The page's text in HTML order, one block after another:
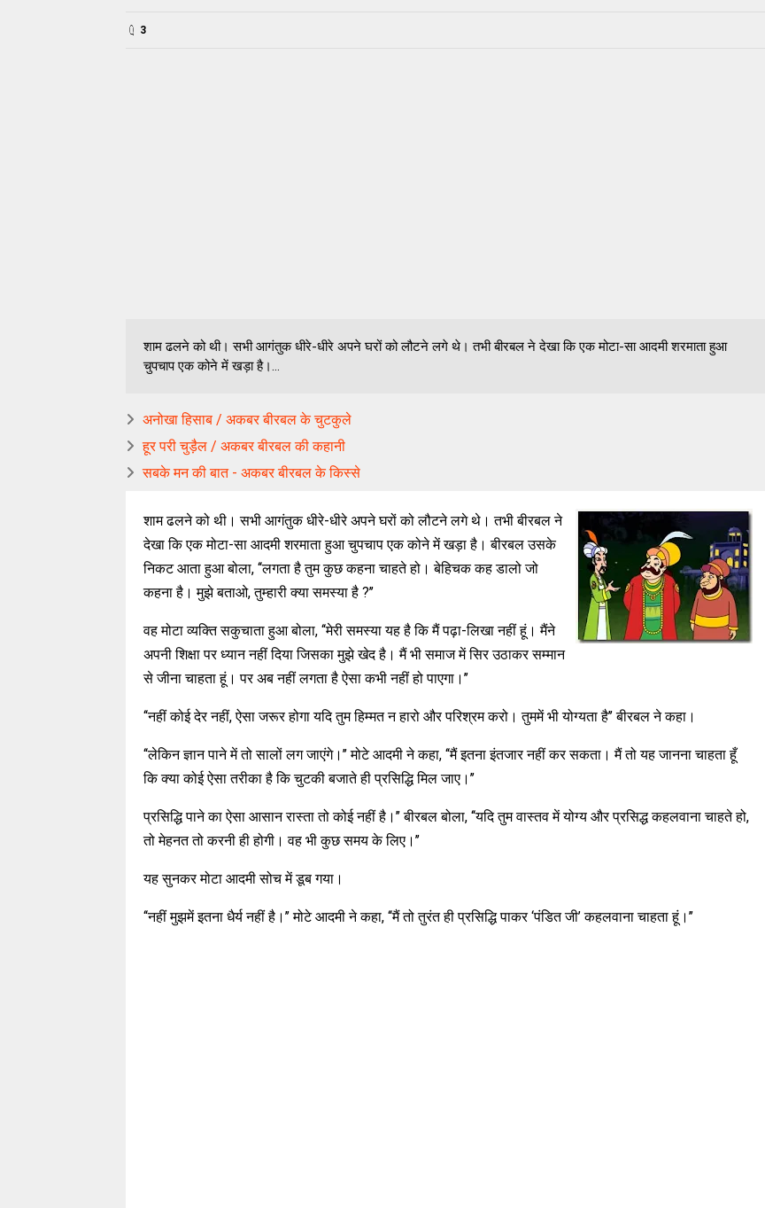
3
शाम ढलने को थी। सभी आगंतुक धीरे-धीरे अपने घरों को लौटने लगे थे। तभी बीरबल ने देखा कि एक मोटा-सा आदमी शरमाता हुआ
चुपचाप एक कोने में खड़ा है।...
अनोखा हिसाब / अकबर बीरबल के चुटकुले
हूर परी चुड़ैल / अकबर बीरबल की कहानी
सबके मन की बात - अकबर बीरबल के किस्से
शाम ढलने को थी। सभी आगंतुक धीरे-धीरे अपने घरों को लौटने लगे थे। तभी बीरबल ने
देखा कि एक मोटा-सा आदमी शरमाता हुआ चुपचाप एक कोने में खड़ा है। बीरबल उसके
निकट आता हुआ बोला, ‘‘लगता है तुम कुछ कहना चाहते हो। बेहिचक कह डालो जो
कहना है। मुझे बताओ, तुम्हारी क्या समस्या है ?’’
वह मोटा व्यक्ति सकुचाता हुआ बोला, ‘‘मेरी समस्या यह है कि मैं पढ़ा-लिखा नहीं हूं। मैंने
अपनी शिक्षा पर ध्यान नहीं दिया जिसका मुझे खेद है। मैं भी समाज में सिर उठाकर सम्मान
से जीना चाहता हूं। पर अब नहीं लगता है ऐसा कभी नहीं हो पाएगा।’’
‘‘नहीं कोई देर नहीं, ऐसा जरूर होगा यदि तुम हिम्मत न हारो और परिश्रम करो। तुममें भी योग्यता है’’ बीरबल ने कहा।
‘‘लेकिन ज्ञान पाने में तो सालों लग जाएंगे।’’ मोटे आदमी ने कहा, ‘‘मैं इतना इंतजार नहीं कर सकता। मैं तो यह जानना चाहता हूँ
कि क्या कोई ऐसा तरीका है कि चुटकी बजाते ही प्रसिद्धि मिल जाए।’’
प्रसिद्धि पाने का ऐसा आसान रास्ता तो कोई नहीं है।’’ बीरबल बोला, ‘‘यदि तुम वास्तव में योग्य और प्रसिद्ध कहलवाना चाहते हो,
तो मेहनत तो करनी ही होगी। वह भी कुछ समय के लिए।’’
यह सुनकर मोटा आदमी सोच में डूब गया।
‘‘नहीं मुझमें इतना धैर्य नहीं है।’’ मोटे आदमी ने कहा, ‘‘मैं तो तुरंत ही प्रसिद्धि पाकर ‘पंडित जी’ कहलवाना चाहता हूं।’’